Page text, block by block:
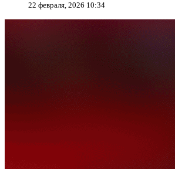
22 февраля, 2026 10:34